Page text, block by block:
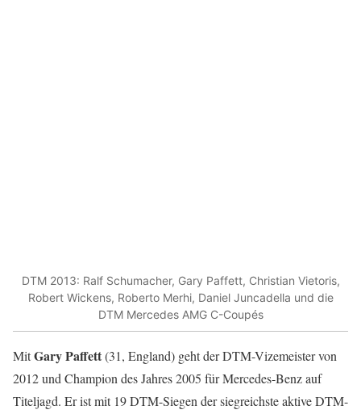
DTM 2013: Ralf Schumacher, Gary Paffett, Christian Vietoris,
Robert Wickens, Roberto Merhi, Daniel Juncadella und die
DTM Mercedes AMG C-Coupés
MitGary Paffett(31, England) geht der DTM-Vizemeister von
2012 und Champion des Jahres 2005 für Mercedes-Benz auf
Titeljagd. Er ist mit 19 DTM-Siegen der siegreichste aktive DTM-